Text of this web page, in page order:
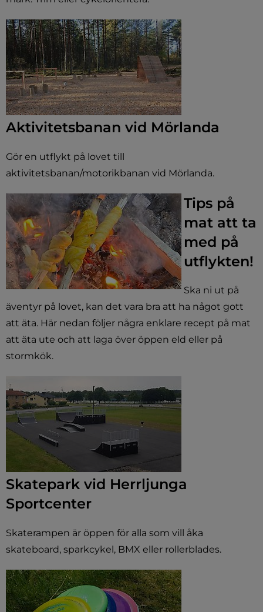
Aktivitetsbanan vid Mörlanda
Gör en utflykt på lovet till
aktivitetsbanan/motorikbanan vid Mörlanda.
Tips på
mat att ta
med på
utflykten!
Ska ni ut på
äventyr på lovet, kan det vara bra att ha något gott
att äta. Här nedan följer några enklare recept på mat
att äta ute och att laga över öppen eld eller på
stormkök.
Skatepark vid Herrljunga
Sportcenter
Skaterampen är öppen för alla som vill åka
skateboard, sparkcykel, BMX eller rollerblades.